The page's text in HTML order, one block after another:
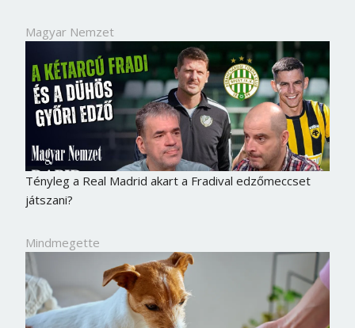
Magyar Nemzet
Tényleg a Real Madrid akart a Fradival edzőmeccset
játszani?
Mindmegette